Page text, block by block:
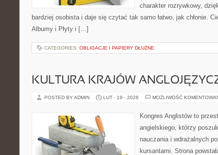
charakter rozrywkowy,
bardziej osobista i daje się czytać tak samo łatwo, jak chłonie.
Albumy i Płyty i […]
CATEGORIES: OBLIGACJE I PAPIERY DŁUŻNE
KULTURA KRAJÓW
POSTED BY ADMIN LUT - 19 - 2026 MOŻLIWOŚĆ
Kongres Anglistów to
angielskiego, którzy
nauczania i wdrażalnych
kursantami. Strona